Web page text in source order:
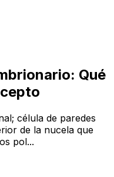
Qué
célula de paredes
de la nucela que
pol...